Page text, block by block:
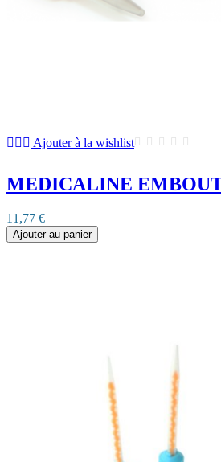
Ajouter à la wishlist
MEDICALINE
11,77 €
Ajouter au panier